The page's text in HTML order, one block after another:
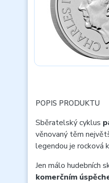
POPIS PRODUKTU
Sběratelský cyklus
věnovaný těm
legendou je rocková
Jen málo hudebních
komerčním